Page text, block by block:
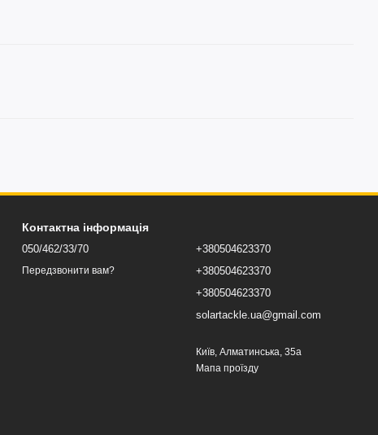
Контактна інформація
050/462/33/70
Передзвонити вам?
+380504623370
+380504623370
+380504623370
solartackle.ua@gmail.com
Київ, Алматинська, 35а
Мапа проїзду